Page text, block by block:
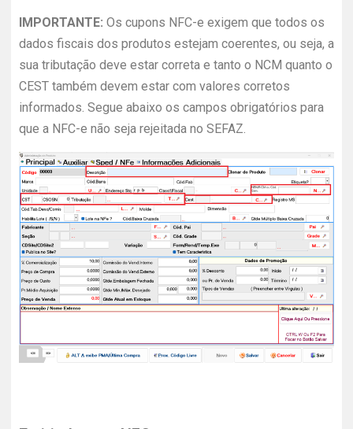
IMPORTANTE: Os cupons NFC-e exigem que todos os
dados fiscais dos produtos estejam coerentes, ou seja, a
sua tributação deve estar correta e tanto o NCM quanto o
CEST também devem estar com valores corretos
informados. Segue abaixo os campos obrigatórios para
que a NFC-e não seja rejeitada no SEFAZ.